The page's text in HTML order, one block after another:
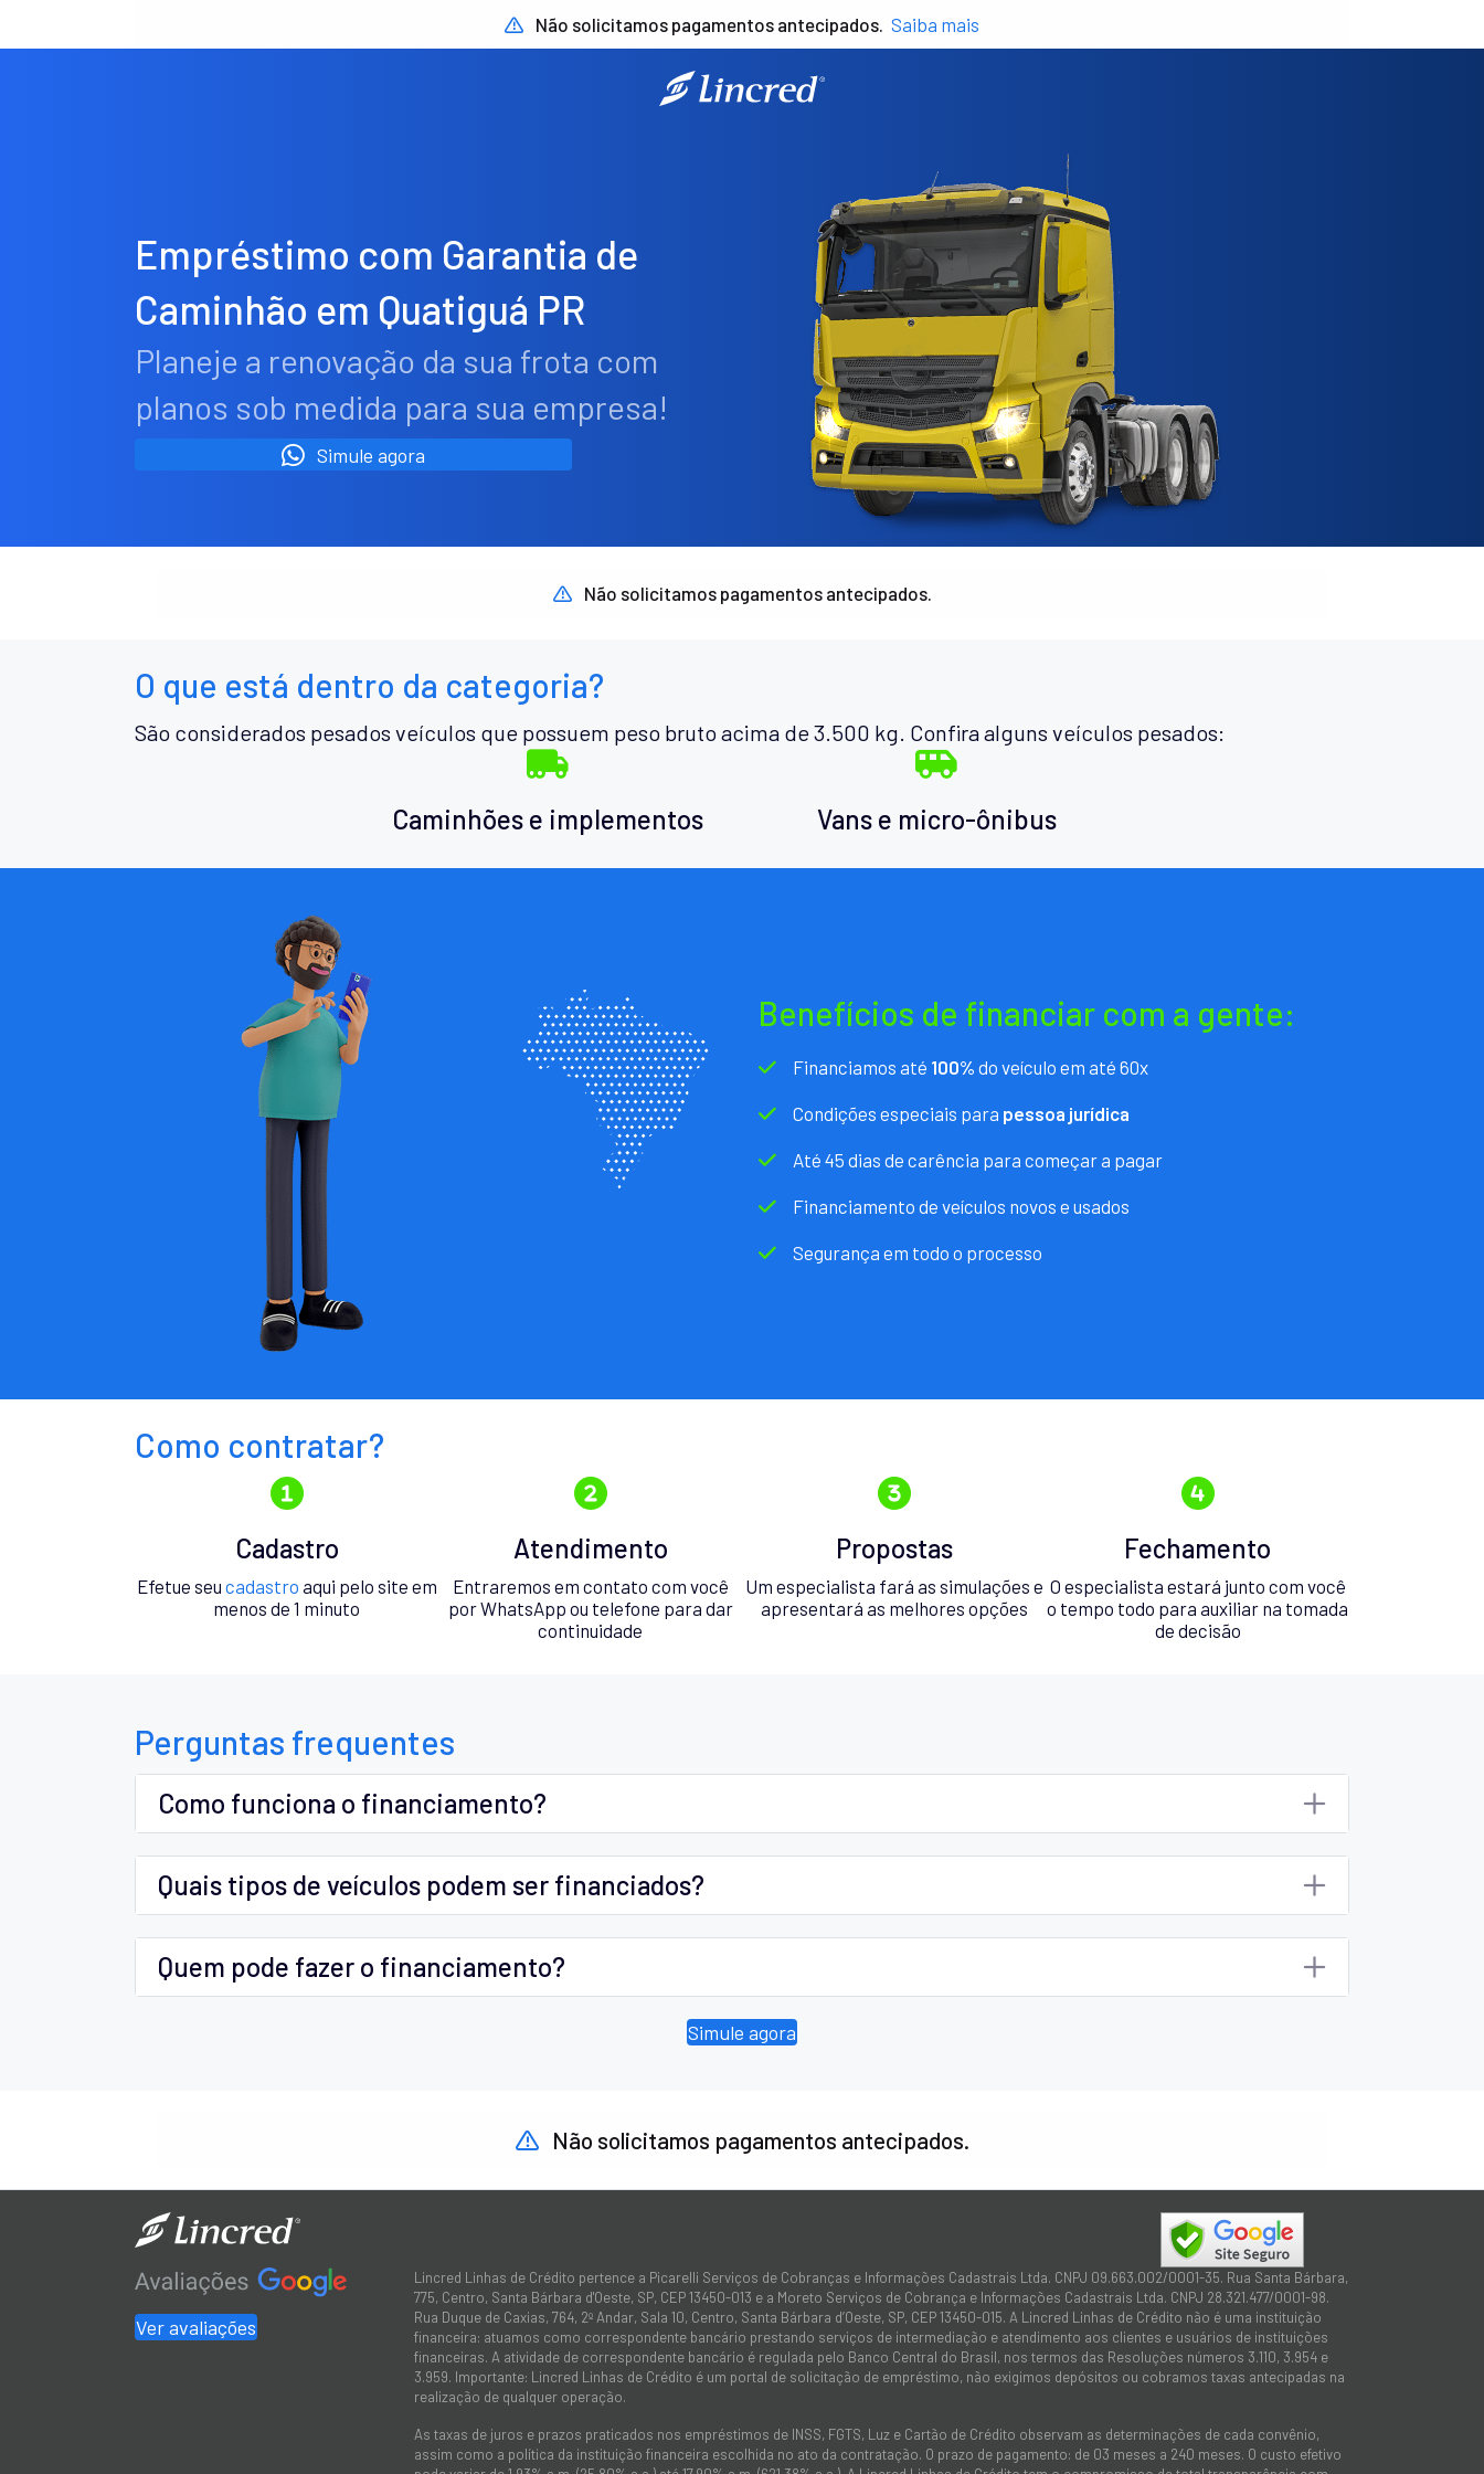
Não solicitamos pagamentos antecipados. Saiba mais
Empréstimo com Garantia de
Caminhão em Quatiguá PR
Planeje a renovação da sua frota com
planos sob medida para sua empresa!
Simule agora
Não solicitamos pagamentos antecipados.
O que está dentro da categoria?
São considerados pesados veículos que possuem peso bruto acima de 3.500 kg. Confira alguns veículos pesados:
Caminhões e implementos Vans e micro-ônibus
Benefícios de financiar com a gente:
Financiamos até 100% do veículo em até 60x
Condições especiais para pessoa jurídica
Até 45 dias de carência para começar a pagar
Financiamento de veículos novos e usados
Segurança em todo o processo
Como contratar?
Cadastro
Efetue seu cadastro aqui pelo site em
menos de 1 minuto
Atendimento
Entraremos em contato com você
por WhatsApp ou telefone para dar
continuidade
Propostas
Um especialista fará as simulações e
apresentará as melhores opções
Fechamento
O especialista estará junto com você
o tempo todo para auxiliar na tomada
de decisão
Perguntas frequentes
Como funciona o financiamento?
Quais tipos de veículos podem ser financiados?
Quem pode fazer o financiamento?
Simule agora
Não solicitamos pagamentos antecipados.
Ver avaliações
Lincred Linhas de Crédito pertence a Picarelli Serviços de Cobranças e Informações Cadastrais Ltda. CNPJ 09.663.002/0001-35. Rua Santa Bárbara,
775, Centro, Santa Bárbara d'Oeste, SP, CEP 13450-013 e a Moreto Serviços de Cobrança e Informações Cadastrais Ltda. CNPJ 28.321.477/0001-98.
Rua Duque de Caxias, 764, 2º Andar, Sala 10, Centro, Santa Bárbara d’Oeste, SP, CEP 13450-015. A Lincred Linhas de Crédito não é uma instituição
financeira: atuamos como correspondente bancário prestando serviços de intermediação e atendimento aos clientes e usuários de instituições
financeiras. A atividade de correspondente bancário é regulada pelo Banco Central do Brasil, nos termos das Resoluções números 3.110, 3.954 e
3.959. Importante: Lincred Linhas de Crédito é um portal de solicitação de empréstimo, não exigimos depósitos ou cobramos taxas antecipadas na
realização de qualquer operação.
As taxas de juros e prazos praticados nos empréstimos de INSS, FGTS, Luz e Cartão de Crédito observam as determinações de cada convênio,
assim como a política da instituição financeira escolhida no ato da contratação. O prazo de pagamento: de 03 meses a 240 meses. O custo efetivo